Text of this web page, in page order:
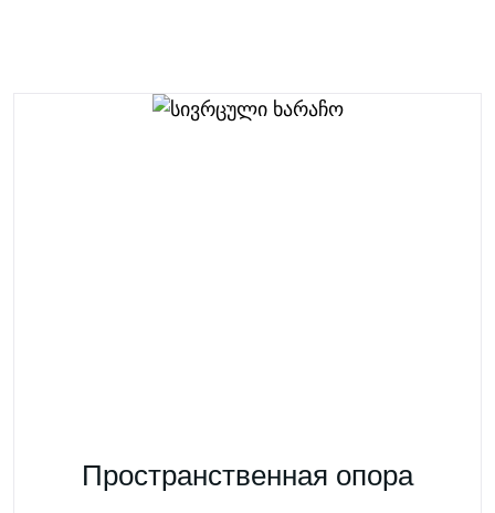
Пространственная опора